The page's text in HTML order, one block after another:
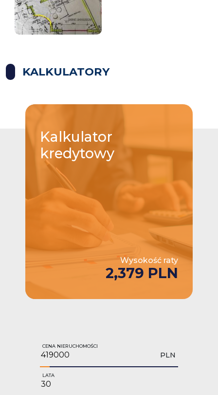
KALKULATORY
Kalkulator
kredytowy
Wysokość raty
2,379 PLN
CENA NIERUCHOMOŚCI
PLN
LATA